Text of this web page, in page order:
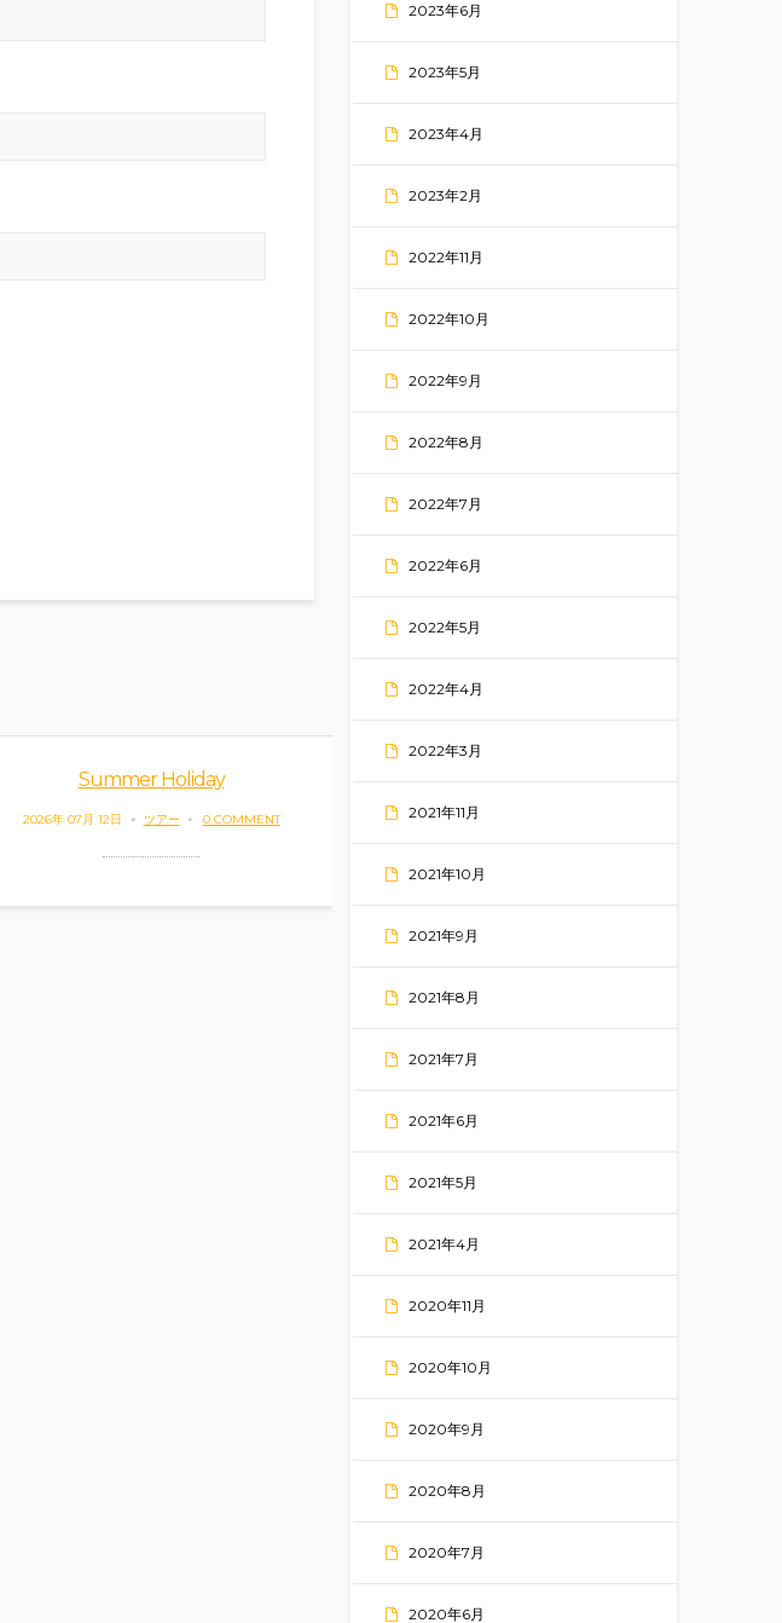
Summer Holiday
2026年 07月 12日 ツアー 0 COMMENT
2023年6月
2023年5月
2023年4月
2023年2月
2022年11月
2022年10月
2022年9月
2022年8月
2022年7月
2022年6月
2022年5月
2022年4月
2022年3月
2021年11月
2021年10月
2021年9月
2021年8月
2021年7月
2021年6月
2021年5月
2021年4月
2020年11月
2020年10月
2020年9月
2020年8月
2020年7月
2020年6月